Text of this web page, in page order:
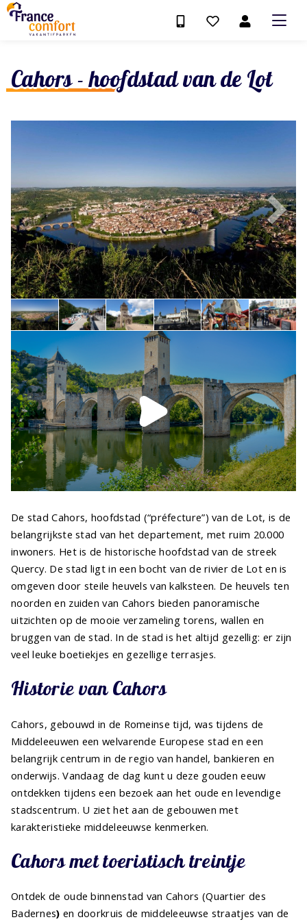
Cahors - hoofdstad van de Lot
De stad Cahors, hoofdstad (“préfecture”) van de Lot, is de
belangrijkste stad van het departement, met ruim 20.000
inwoners. Het is de historische hoofdstad van de streek
Quercy. De stad ligt in een bocht van de rivier de Lot en is
omgeven door steile heuvels van kalksteen. De heuvels ten
noorden en zuiden van Cahors bieden panoramische
uitzichten op de mooie verzameling torens, wallen en
bruggen van de stad. In de stad is het altijd gezellig: er zijn
veel leuke boetiekjes en gezellige terrasjes.
Historie van Cahors
Cahors, gebouwd in de Romeinse tijd, was tijdens de
Middeleeuwen een welvarende Europese stad en een
belangrijk centrum in de regio van handel, bankieren en
onderwijs. Vandaag de dag kunt u deze gouden eeuw
ontdekken tijdens een bezoek aan het oude en levendige
stadscentrum. U ziet het aan de gebouwen met
karakteristieke middeleeuwse kenmerken.
Cahors met toeristisch treintje
Ontdek de oude binnenstad van Cahors (Quartier des
Badernes) en doorkruis de middeleeuwse straatjes van de